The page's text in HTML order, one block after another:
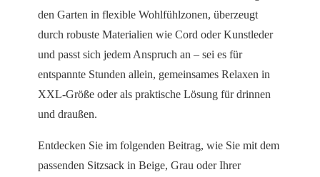
den Garten in flexible Wohlfühlzonen, überzeugt
durch robuste Materialien wie Cord oder Kunstleder
und passt sich jedem Anspruch an – sei es für
entspannte Stunden allein, gemeinsames Relaxen in
XXL-Größe oder als praktische Lösung für drinnen
und draußen.
Entdecken Sie im folgenden Beitrag, wie Sie mit dem
passenden Sitzsack in Beige, Grau oder Ihrer